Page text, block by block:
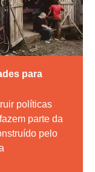
para
políticas
parte da
pelo